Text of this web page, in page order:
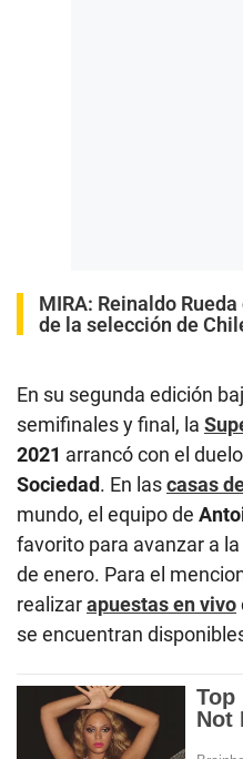
MIRA: Reinaldo
de la selección de
En su segunda edición
semifinales y final, la
2021 arrancó con el
Sociedad. En lascasas
mundo, el equipo de
favorito para avanzar a
de enero. Para el
realizarapuestas en vivo
se encuentran